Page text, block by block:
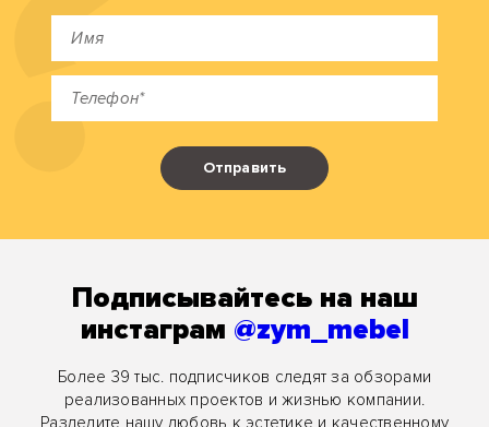
Отправить
Подписывайтесь на наш
инстаграм @zym_mebel
Более 39 тыс. подписчиков следят за обзорами
реализованных проектов и жизнью компании.
Разделите нашу любовь к эстетике и качественному